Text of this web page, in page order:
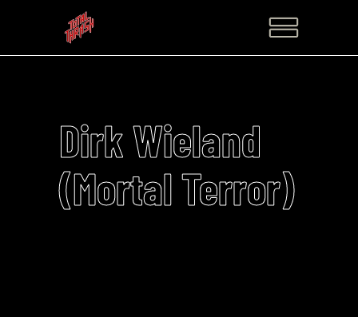
Dirk Wieland
(Mortal Terror)